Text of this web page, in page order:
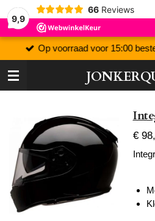
9,9
66 Reviews
Op voorraad voor 15:00
€